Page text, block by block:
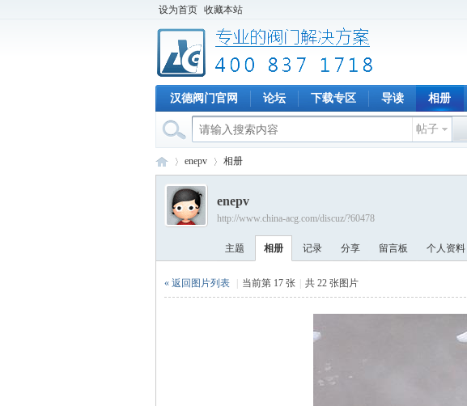
设为首页 收藏本站
汉德阀门官网 论坛 下载专区 导读 相册
帖子
›
enepv 相册
enepv
http://www.china-acg.com/discuz/?60478
主题 相册 记录 分享 留言板 个人资料
« 返回图片列表 当前第 17 张 共 22 张图片